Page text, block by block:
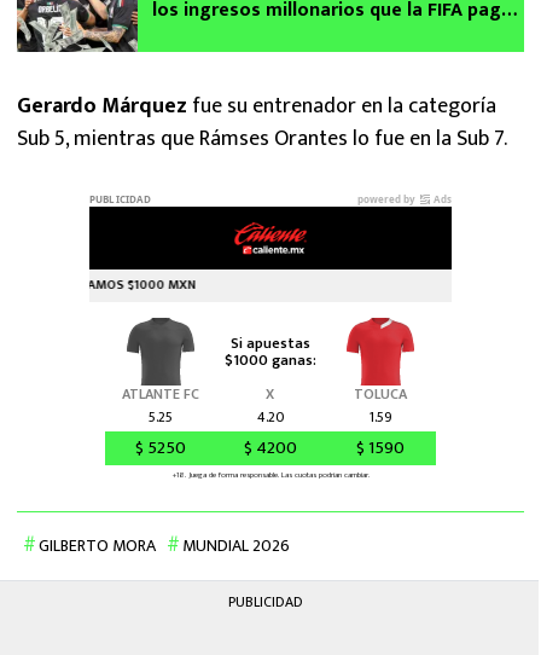
los ingresos millonarios que la FIFA paga
Gerardo Márquez fue su entrenador en la categoría
Sub 5, mientras que Rámses Orantes lo fue en la Sub 7.
GILBERTO MORA MUNDIAL 2026
PUBLICIDAD